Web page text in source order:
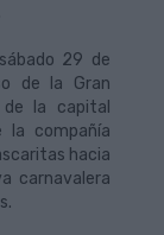
29 de
de la Gran
la capital
la compañía
hacia
carnavalera